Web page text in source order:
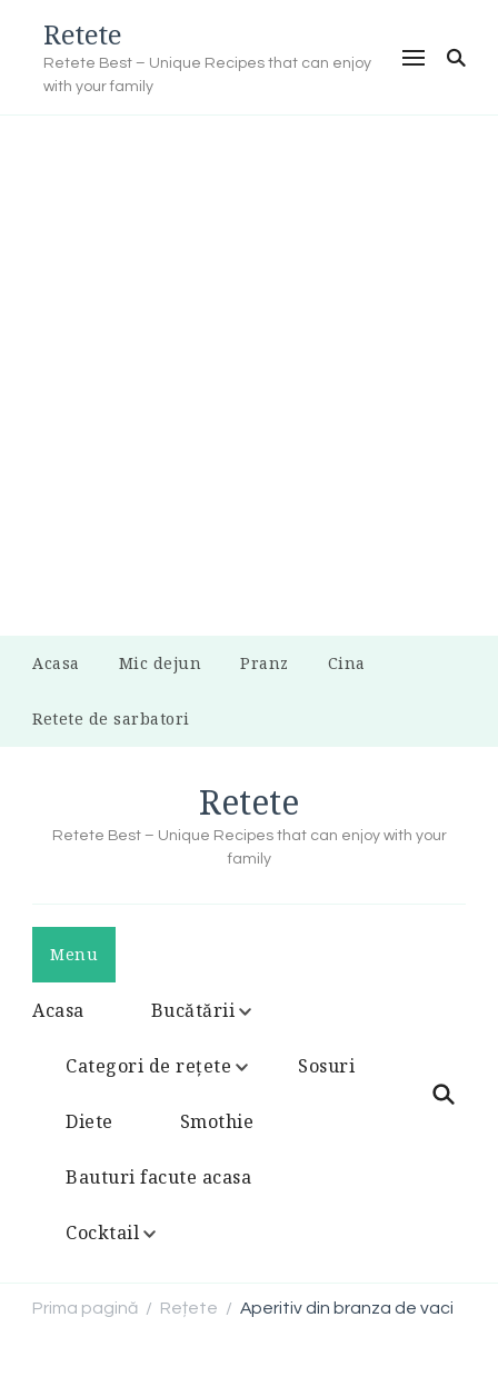
Retete
Retete Best – Unique Recipes that can enjoy
with your family
Acasa Mic dejun Pranz Cina
Retete de sarbatori
Retete
Retete Best – Unique Recipes that can enjoy with your
family
Menu
Acasa Bucătării
Categori de rețete Sosuri
Diete Smothie
Bauturi facute acasa
Cocktail
Prima pagină / Rețete / Aperitiv din branza de vaci